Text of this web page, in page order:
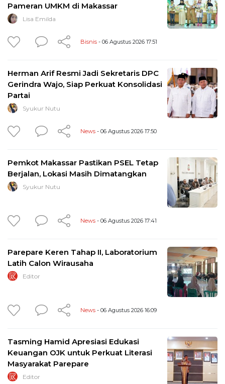
Pameran UMKM di Makassar
Lisa Emilda
Bisnis - 06 Agustus 2026 17:51
Herman Arif Resmi Jadi Sekretaris DPC
Gerindra Wajo, Siap Perkuat Konsolidasi
Partai
Syukur Nutu
News - 06 Agustus 2026 17:50
Pemkot Makassar Pastikan PSEL Tetap
Berjalan, Lokasi Masih Dimatangkan
Syukur Nutu
News - 06 Agustus 2026 17:41
Parepare Keren Tahap II, Laboratorium
Latih Calon Wirausaha
Editor
News - 06 Agustus 2026 16:09
Tasming Hamid Apresiasi Edukasi
Keuangan OJK untuk Perkuat Literasi
Masyarakat Parepare
Editor